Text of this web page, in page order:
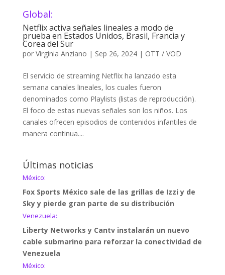
Global:
Netflix activa señales lineales a modo de
prueba en Estados Unidos, Brasil, Francia y
Corea del Sur
por Virginia Anziano | Sep 26, 2024| OTT / VOD
El servicio de streaming Netflix ha lanzado esta
semana canales lineales, los cuales fueron
denominados como Playlists (listas de reproducción).
El foco de estas nuevas señales son los niños. Los
canales ofrecen episodios de contenidos infantiles de
manera continua....
Últimas noticias
México:
Fox Sports México sale de las grillas de Izzi y de
Sky y pierde gran parte de su distribución
Venezuela:
Liberty Networks y Cantv instalarán un nuevo
cable submarino para reforzar la conectividad de
Venezuela
México: